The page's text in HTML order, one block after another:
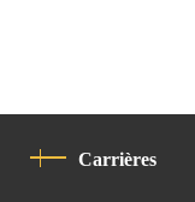
Carrières